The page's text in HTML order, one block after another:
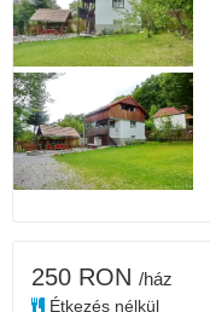
250 RON /ház
Étkezés nélkül